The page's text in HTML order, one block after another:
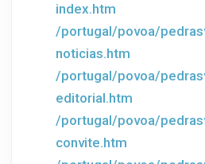
index.htm
/portugal/povoa/
noticias.htm
/portugal/povoa/
editorial.htm
/portugal/povoa/
convite.htm